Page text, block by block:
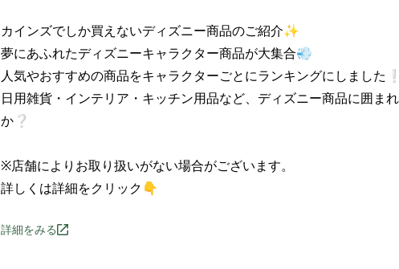
カインズでしか買えないディズニー商品のご紹介✨
夢にあふれたディズニーキャラクター商品が大集合💨
人気やおすすめの商品をキャラクターごとにランキングにしました❕
日用雑貨・インテリア・キッチン用品など、ディズニー商品に囲ま
か❔
※店舗によりお取り扱いがない場合がございます。
詳しくは詳細をクリック👇
詳細をみる